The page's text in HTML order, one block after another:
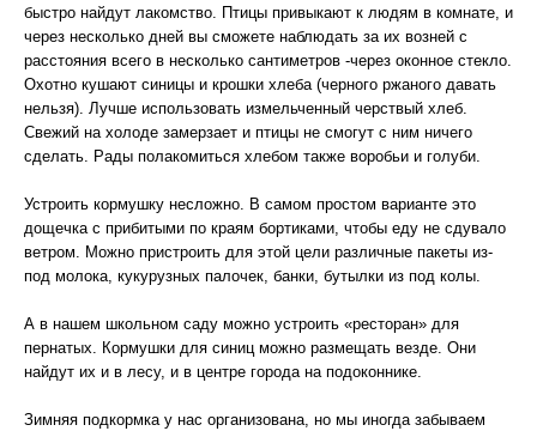
быстро найдут лакомство. Птицы привыкают к людям в комнате, и
через несколько дней вы сможете наблюдать за их возней с
расстояния всего в несколько сантиметров -через оконное стекло.
Охотно кушают синицы и крошки хлеба (черного ржаного давать
нельзя). Лучше использовать измельченный черствый хлеб.
Свежий на холоде замерзает и птицы не смогут с ним ничего
сделать. Рады полакомиться хлебом также воробьи и голуби.
Устроить кормушку несложно. В самом простом варианте это
дощечка с прибитыми по краям бортиками, чтобы еду не сдувало
ветром. Можно пристроить для этой цели различные пакеты из-
под молока, кукурузных палочек, банки, бутылки из под колы.
А в нашем школьном саду можно устроить «ресторан» для
пернатых. Кормушки для синиц можно размещать везде. Они
найдут их и в лесу, и в центре города на подоконнике.
Зимняя подкормка у нас организована, но мы иногда забываем